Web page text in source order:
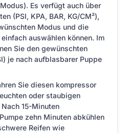
Es verfügt auch über
(PSI, KPA, BAR, KG/CM²),
Modus und die
auswählen können. Im
Sie den gewünschten
je nach aufblasbarer Puppe
Sie diesen kompressor
oder staubigen
15-Minuten
zehn Minuten abkühlen
Reifen wie